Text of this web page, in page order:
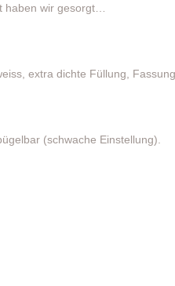
wir gesorgt…
extra dichte Füllung,
(schwache Einstellung).